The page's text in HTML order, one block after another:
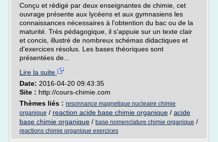
Conçu et rédigé par deux enseignantes de chimie, cet
ouvrage présente aux lycéens et aux gymnasiens les
connaissances nécessaires à l'obtention du bac ou de la
maturité. Très pédagogique, il s'appuie sur un texte clair
et concis, illustré de nombreux schémas didactiques et
d'exercices résolus. Les bases théoriques sont
présentées de...
Lire la suite
Date: 2016-04-20 09:43:35
Site : http://cours-chimie.com
Thèmes liés : resonnance magnetique nucleaire chimie
organique / reaction acide base chimie organique / acide
base chimie organique / base nomenclature chimie organique /
reactions chimie organique exercices